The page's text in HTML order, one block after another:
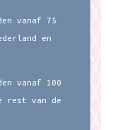
vanaf 75
en
vanaf 100
rest van de